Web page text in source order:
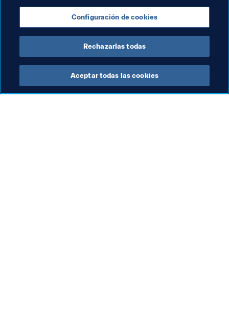
(Rusia, aquí llegan las águilas, mano a mano
jugadores y aficionados)
Uruguay: BRILLA EL SOL EN RUSIA, EL CIELO ES
TODO CELESTE
Configuración de cookies
Rechazarlas todas
Aceptar todas las cookies